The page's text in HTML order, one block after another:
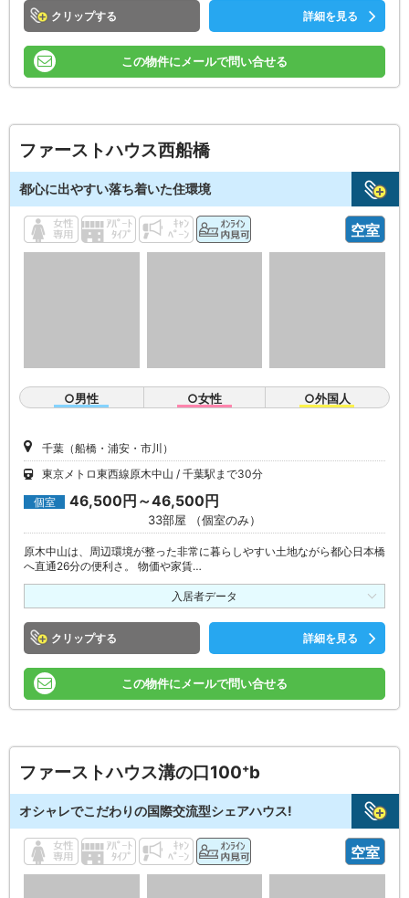
クリップ 詳細を見る
この物件にメールで問い合せる
ファーストハウス西船橋
都心に出やすい落ち着いた住環境
空室
○男性 ○女性 ○外国人
千葉（船橋・浦安・市川）
東京メトロ東西線原木中山
千葉駅まで30分
個室 46,500円～46,500円
33部屋 （個室のみ）
原木中山は、周辺環境が整った非常に暮らしやすい土地ながら都心日本橋
へ直通26分の便利さ。 物価や家賃…
入居者データ
クリップ 詳細を見る
この物件にメールで問い合せる
ファーストハウス溝の口100⁺b
オシャレでこだわりの国際交流型シェアハウス!
空室